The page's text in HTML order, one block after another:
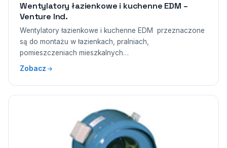
Wentylatory łazienkowe i kuchenne EDM –
Venture Ind.
Wentylatory łazienkowe i kuchenne EDM przeznaczone
są do montażu w łazienkach, pralniach,
pomieszczeniach mieszkalnych…
Zobacz